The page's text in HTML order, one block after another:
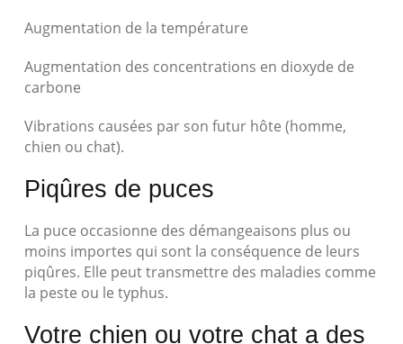
Augmentation de la température
Augmentation des concentrations en dioxyde de
carbone
Vibrations causées par son futur hôte (homme,
chien ou chat).
Piqûres de puces
La puce occasionne des démangeaisons plus ou
moins importes qui sont la conséquence de leurs
piqûres. Elle peut transmettre des maladies comme
la peste ou le typhus.
Votre chien ou votre chat a des